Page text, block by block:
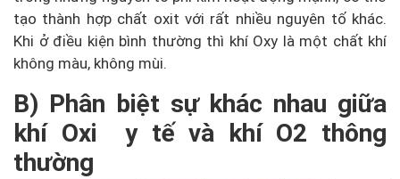
tạo thành hợp chất oxit với rất nhiều nguyên tố khác.
Khi ở điều kiện bình thường thì khí Oxy là một chất khí
không màu, không mùi.
B) Phân biệt sự khác nhau giữa
khí Oxi y tế và khí O2 thông
thường